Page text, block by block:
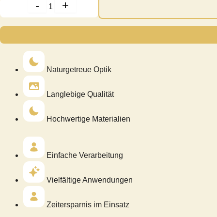
- 1 +
Naturgetreue Optik
Langlebige Qualität
Hochwertige Materialien
Einfache Verarbeitung
Vielfältige Anwendungen
Zeitersparnis im Einsatz